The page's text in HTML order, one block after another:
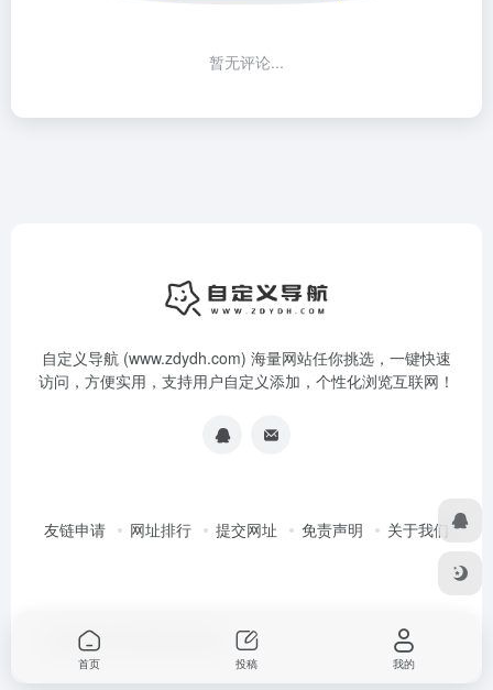
暂无评论...
自定义导航 (www.zdydh.com) 海量网站任你挑选，一键快速
访问，方便实用，支持用户自定义添加，个性化浏览互联网！
友链申请 网址排行 提交网址 免责声明 关于我们
Copyright © 2026
首页 投稿 我的